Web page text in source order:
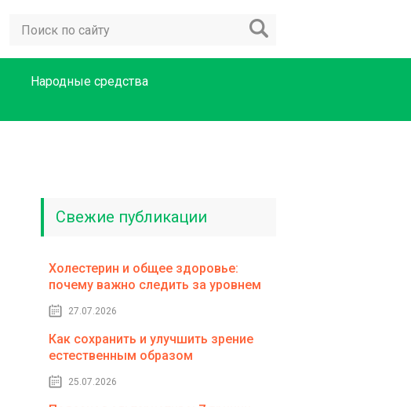
Народные средства
Свежие публикации
Холестерин и общее здоровье:
почему важно следить за уровнем
27.07.2026
Как сохранить и улучшить зрение
естественным образом
25.07.2026